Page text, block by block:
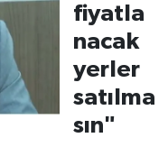
fiyatla
nacak
yerler
satılma
sın"